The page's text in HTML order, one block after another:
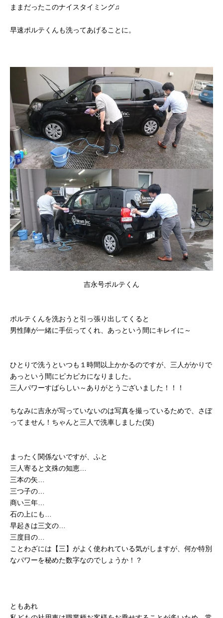
ままだったこのナイスタイミング♫
早速ポルテくんも洗ってあげることに。
吉永号ポルテくん
ポルテくんを洗おうと引っ張り出してくると
男性陣が一緒に手伝ってくれ、あっという間にキレイに～
ひとりで洗うといつも１時間以上かかるのですが、三人がかりで
あっという間にピカピカになりました。
三人パワーすばらしい～ありがとうございました！！！
ちなみに吉永が写っていないのは写真を撮っているためで、さぼ
ってません！ちゃんと三人で洗車しました(笑)
まったく関係ないですが、ふと
三人寄ると文殊の知恵…
三本の矢…
三つ子の…
商い三年…
石の上にも…
早起きは三文の…
三度目の…
ことわざには【三】がよく使われている気がしますが、何か特別
なパワーを秘めた数字なのでしょうか！？
ともあれ